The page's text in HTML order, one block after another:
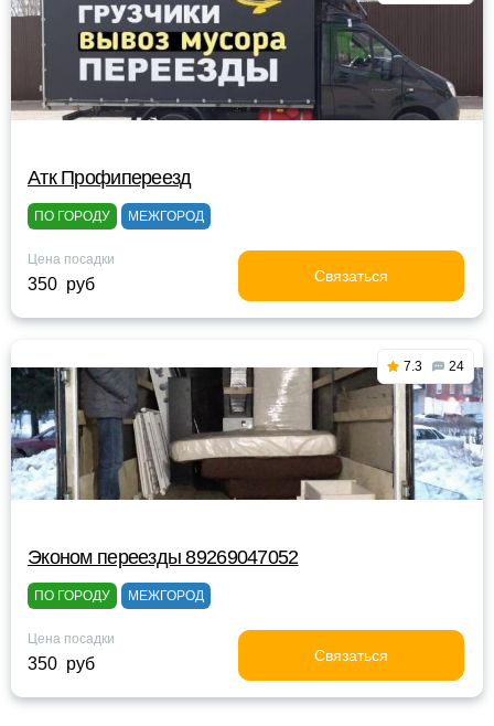
Атк Профипереезд
ПО ГОРОДУ МЕЖГОРОД
Цена посадки
350 руб Связаться
7.3 24
Эконом переезды 89269047052
ПО ГОРОДУ МЕЖГОРОД
Цена посадки
350 руб Связаться